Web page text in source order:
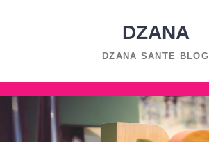
DZANA
DZANA SANTE BLOG
Skip
content